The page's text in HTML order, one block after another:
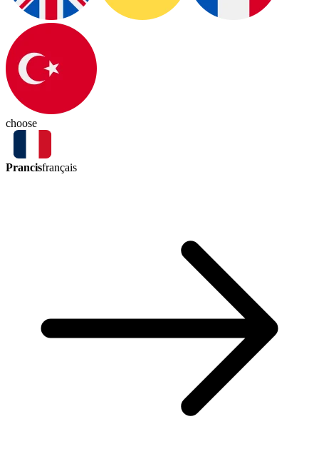
choose
Prancisfrançais